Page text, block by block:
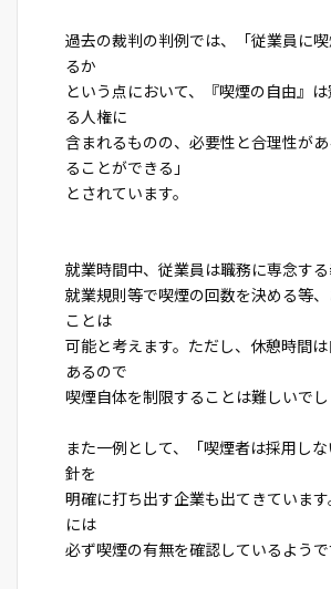
過去の裁判の判例では、「従業員に
るか
という点において、『喫煙の自由』
る人権に
含まれるものの、必要性と合理性が
ることができる」
とされています。
就業時間中、従業員は職務に専念する
就業規則等で喫煙の回数を決める等
ことは
可能と考えます。ただし、休憩時間
あるので
喫煙自体を制限することは難しいでし
また一例として、「喫煙者は採用し
針を
明確に打ち出す企業も出てきていま
には
必ず喫煙の有無を確認しているようで